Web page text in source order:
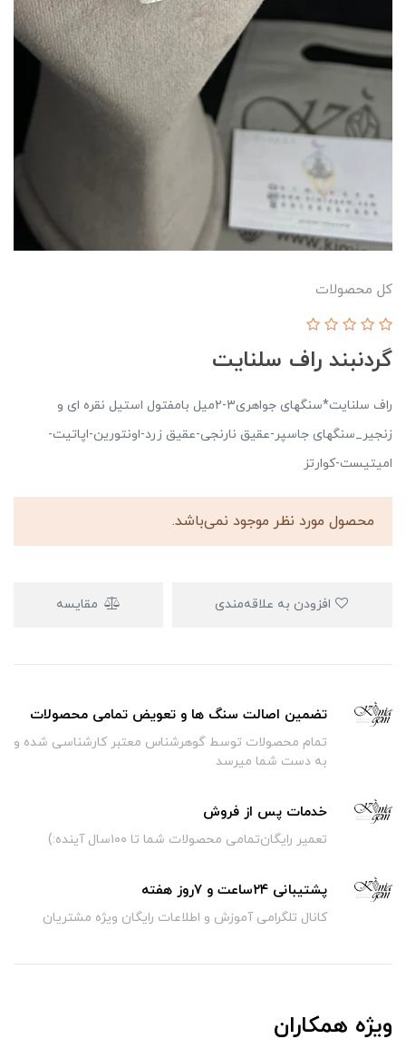
کل محصولات
گردنبند راف سلنایت
راف سلنایت*سنگهای جواهری۳-۲میل بامفتول استیل نقره ای و
زنجیر_سنگهای جاسپر-عقیق نارنجی-عقیق زرد-اونتورین-اپاتیت-
امیتیست-کوارتز
محصول مورد نظر موجود نمی‌باشد.
مقایسه
تضمین اصالت سنگ ها و تعویض تمامی محصولات
تمام محصولات توسط گوهرشناس معتبر کارشناسی شده و
به دست شما میرسد
خدمات پس از فروش
تعمیر رایگان‌تمامی محصولات شما تا ۱۰۰سال آینده:)
پشتیبانی ۲۴ساعت و ۷روز هفته
کانال تلگرامی آموزش و اطلاعات رایگان ویژه مشتریان
ویژه همکاران